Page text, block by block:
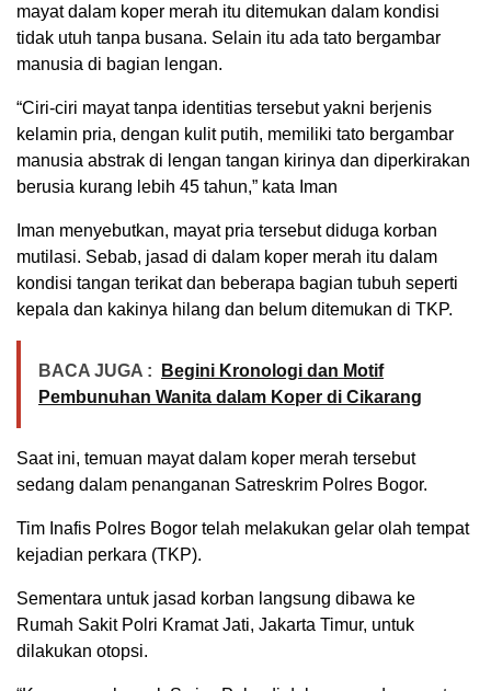
mayat dalam koper merah itu ditemukan dalam kondisi
tidak utuh tanpa busana. Selain itu ada tato bergambar
manusia di bagian lengan.
“Ciri-ciri mayat tanpa identitias tersebut yakni berjenis
kelamin pria, dengan kulit putih, memiliki tato bergambar
manusia abstrak di lengan tangan kirinya dan diperkirakan
berusia kurang lebih 45 tahun,” kata Iman
Iman menyebutkan, mayat pria tersebut diduga korban
mutilasi. Sebab, jasad di dalam koper merah itu dalam
kondisi tangan terikat dan beberapa bagian tubuh seperti
kepala dan kakinya hilang dan belum ditemukan di TKP.
BACA JUGA :
Begini Kronologi dan Motif
Pembunuhan Wanita dalam Koper di Cikarang
Saat ini, temuan mayat dalam koper merah tersebut
sedang dalam penanganan Satreskrim Polres Bogor.
Tim Inafis Polres Bogor telah melakukan gelar olah tempat
kejadian perkara (TKP).
Sementara untuk jasad korban langsung dibawa ke
Rumah Sakit Polri Kramat Jati, Jakarta Timur, untuk
dilakukan otopsi.